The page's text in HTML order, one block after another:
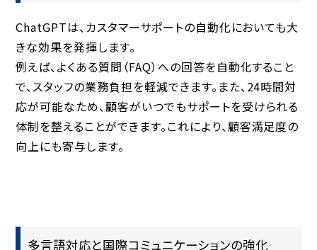
ChatGPTは、 カスタマーサポートの自動化においても大
きな効果を発揮します。
例えば、よくある質問（FAQ）への回答を自動化すること
で、スタッフの業務負担を軽減できます。また、24時間対
応が可能なため、顧客がいつでもサポートを受けられる
体制を整えることができます。これにより、顧客満足度の
向上にも寄与します。
多言語対応と国際コミュニケーションの強化